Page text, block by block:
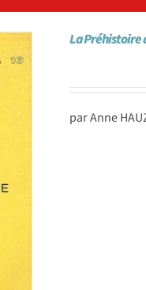
La Préhistoire
par Anne